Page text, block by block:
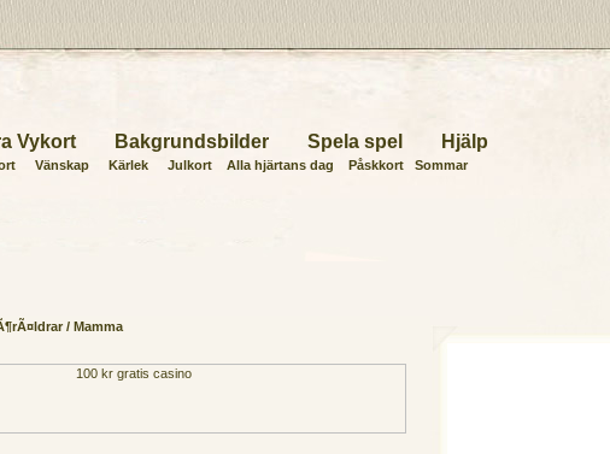
Vykort Bakgrundsbilder Spela spel Hjälp
Vänskap Kärlek Julkort Alla hjärtans dag Påskkort Sommar
/ Mamma